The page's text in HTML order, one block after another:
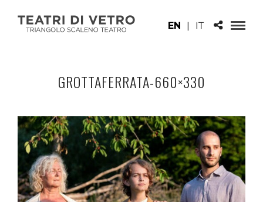
EN | IT
GROTTAFERRATA-660×330